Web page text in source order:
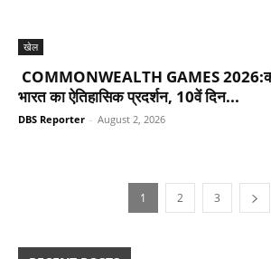
खेल
COMMONWEALTH GAMES
भारत का ऐतिहासिक प्रदर्शन, 10वें दिन...
DBS Reporter - August 2, 2026
1 2 3